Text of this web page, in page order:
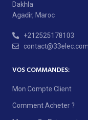
Dakhla
Agadir, Maroc
+212525178103
contact@33elec.com
VOS COMMANDES:
Mon Compte Client
Comment Acheter ?